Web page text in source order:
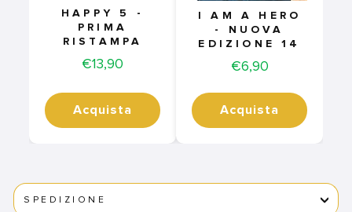
HAPPY 5 -
PRIMA
RISTAMPA
Price
€13,90
Acquista
I AM A HERO
- NUOVA
EDIZIONE 14
Price
€6,90
Acquista
SPEDIZIONE